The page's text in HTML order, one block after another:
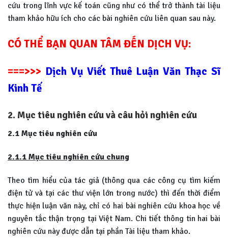
cứu trong lĩnh vực kế toán cũng như có thể trở thành tài liệu
tham khảo hữu ích cho các bài nghiên cứu liên quan sau này.
CÓ THỂ BẠN QUAN TÂM ĐẾN DỊCH VỤ:
===>>> Dịch Vụ Viết Thuê Luận Văn Thạc Sĩ
Kinh Tế
2. Mục tiêu nghiên cứu và câu hỏi nghiên cứu
2.1 Mục tiêu nghiên cứu
2.1.1 Mục tiêu nghiên cứu chung
Theo tìm hiểu của tác giả (thông qua các công cụ tìm kiếm
điện tử và tại các thư viện lớn trong nước) thì đến thời điểm
thực hiện luận văn này, chỉ có hai bài nghiên cứu khoa học về
nguyên tắc thận trọng tại Việt Nam. Chi tiết thông tin hai bài
nghiên cứu này được dẫn tại phần Tài liệu tham khảo.